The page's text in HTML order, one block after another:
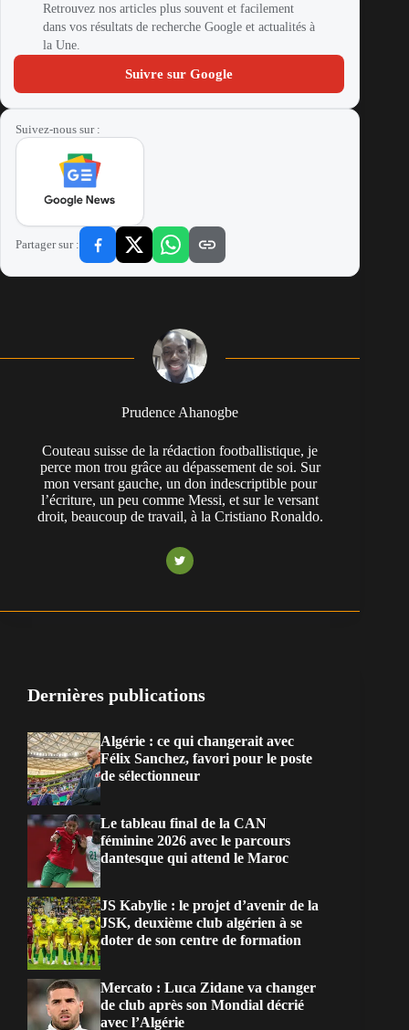
Retrouvez nos articles plus souvent et facilement
dans vos résultats de recherche Google et actualités à
la Une.
Suivre sur Google
Suivez-nous sur :
Partager sur :
Prudence Ahanogbe
Couteau suisse de la rédaction footballistique, je
perce mon trou grâce au dépassement de soi. Sur
mon versant gauche, un don indescriptible pour
l’écriture, un peu comme Messi, et sur le versant
droit, beaucoup de travail, à la Cristiano Ronaldo.
Dernières publications
Algérie : ce qui changerait avec
Félix Sanchez, favori pour le poste
de sélectionneur
Le tableau final de la CAN
féminine 2026 avec le parcours
dantesque qui attend le Maroc
JS Kabylie : le projet d’avenir de la
JSK, deuxième club algérien à se
doter de son centre de formation
Mercato : Luca Zidane va changer
de club après son Mondial décrié
avec l’Algérie